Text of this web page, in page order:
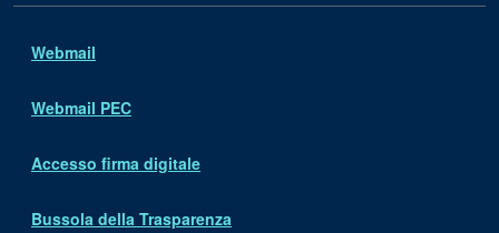
Webmail
Webmail PEC
Accesso firma digitale
Bussola della Trasparenza